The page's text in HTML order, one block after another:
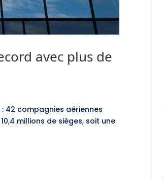
avec plus de
42 compagnies aériennes
millions de sièges, soit une